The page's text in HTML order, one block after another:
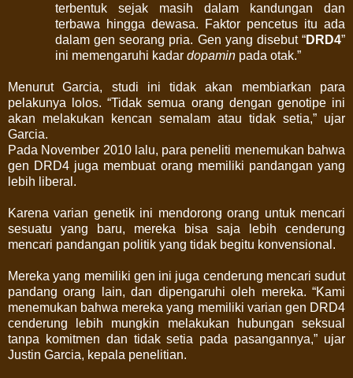
terbentuk sejak masih dalam kandungan dan
terbawa hingga dewasa. Faktor pencetus itu ada
dalam gen seorang pria. Gen yang disebut “DRD4”
ini memengaruhi kadar dopamin pada otak.”
Menurut Garcia, studi ini tidak akan membiarkan para
pelakunya lolos. “Tidak semua orang dengan genotipe ini
akan melakukan kencan semalam atau tidak setia,” ujar
Garcia.
Pada November 2010 lalu, para peneliti menemukan bahwa
gen DRD4 juga membuat orang memiliki pandangan yang
lebih liberal.
Karena varian genetik ini mendorong orang untuk mencari
sesuatu yang baru, mereka bisa saja lebih cenderung
mencari pandangan politik yang tidak begitu konvensional.
Mereka yang memiliki gen ini juga cenderung mencari sudut
pandang orang lain, dan dipengaruhi oleh mereka. “Kami
menemukan bahwa mereka yang memiliki varian gen DRD4
cenderung lebih mungkin melakukan hubungan seksual
tanpa komitmen dan tidak setia pada pasangannya,” ujar
Justin Garcia, kepala penelitian.